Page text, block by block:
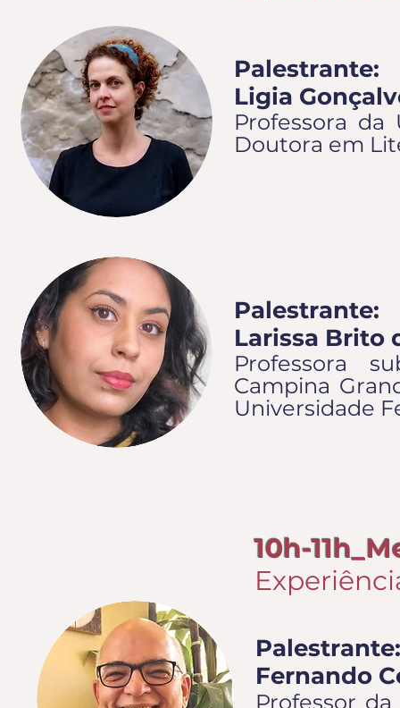
Palestrante:
Ligia
Professora da
Doutora em
Palestrante:
Larissa Brito
Professora
Campina
Universidade
10h-
Palestrante:
Fernando
Professor